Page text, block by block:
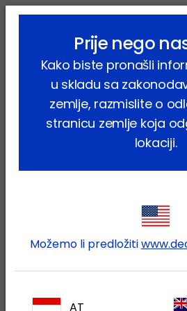
Proizvodi
Farmaceutski proizvodi
Rabikal
lockPrijavite se na
Prije nego
Kako biste pronašli
u skladu sa
zemlje, razmislite o
stranicu zemlje koja
lokaciji.
Možemo li predložiti
AT